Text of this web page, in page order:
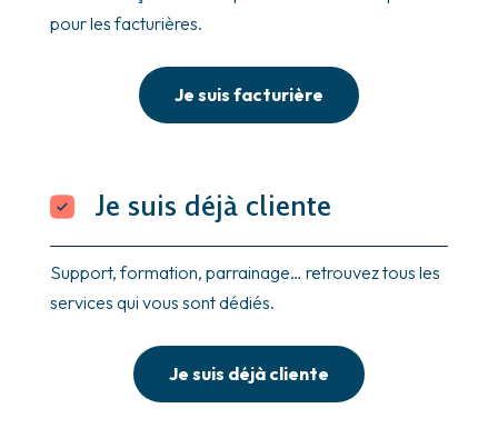
pour les facturières.
Je suis facturière
Je suis déjà cliente
Support, formation, parrainage… retrouvez tous les
services qui vous sont dédiés.
Je suis déjà cliente